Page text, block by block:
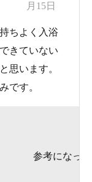
月15日
ちよく入浴
きていない
思います。
です。
参考になった